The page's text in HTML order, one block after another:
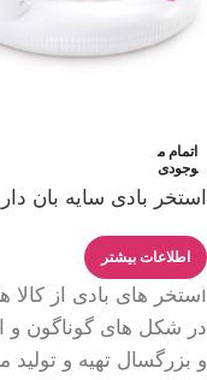
اتمام م
وجودی
استخر بادی سایه بان
اطلاعات بیشتر
در شکل های گوناگون و
و بزرگسال تهیه و تولید